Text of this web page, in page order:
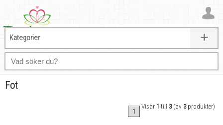
+
Kategorier
Fot
Visar 1 till 3(av 3produkter)
1